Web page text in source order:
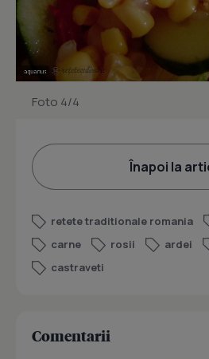
Foto 4/4
Înapoi la
retete traditionale romania
carne
rosii ardei
castraveti
Comentarii